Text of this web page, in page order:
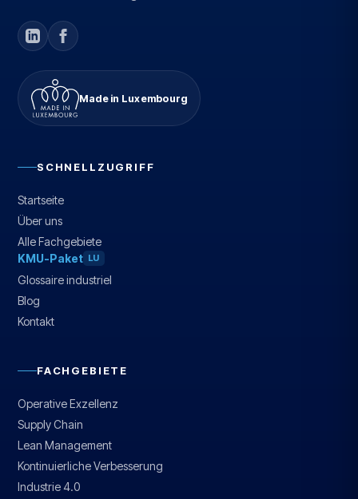
Made in Luxembourg
SCHNELLZUGRIFF
Startseite
Über uns
Alle Fachgebiete
KMU-Paket LU
Glossaire industriel
Blog
Kontakt
FACHGEBIETE
Operative Exzellenz
Supply Chain
Lean Management
Kontinuierliche Verbesserung
Industrie 4.0